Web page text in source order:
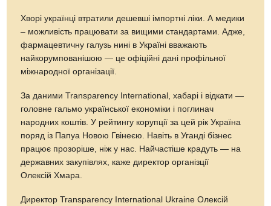
Хворі українці втратили дешевші імпортні ліки. А медики
– можливість працювати за вищими стандартами. Адже,
фармацевтичну галузь нині в Україні вважають
найкорумпованішою — це офіційні дані профільної
міжнародної організації.
За даними Transparency International, хабарі і відкати —
головне гальмо української економіки і поглинач
народних коштів. У рейтингу корупції за цей рік Україна
поряд із Папуа Новою Гвінеєю. Навіть в Уганді бізнес
працює прозоріше, ніж у нас. Найчастіше крадуть — на
державних закупівлях, каже директор організції
Олексій Хмара.
Директор Transparency International Ukraine Олексій